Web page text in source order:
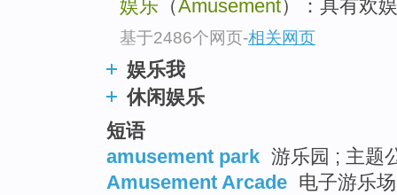
娱乐 （Amusement）：具有欢
基于2486个网页-相关网页
娱乐我
休闲娱乐
短语
amusement park 游乐园 ; 主题
Amusement Arcade 电子游乐